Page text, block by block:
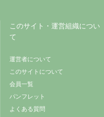
このサイト・運営組織につい
て
運営者について
このサイトについて
会員一覧
パンフレット
よくある質問